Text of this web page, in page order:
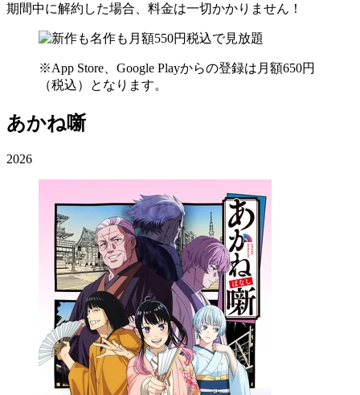
期間中に解約した場合、料金は一切かかりません！
※App Store、Google Playからの登録は月額650円
（税込）となります。
あかね噺
2026